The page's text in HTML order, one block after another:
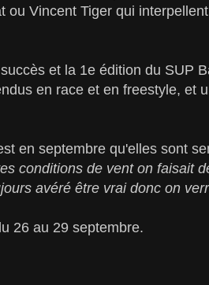
Vincent Tiger qui
et la 1e édition du SUP
en race et en freestyle, et
en septembre qu'elles sont
conditions de vent on faisait
avéré être vrai donc on
26 au 29 septembre.